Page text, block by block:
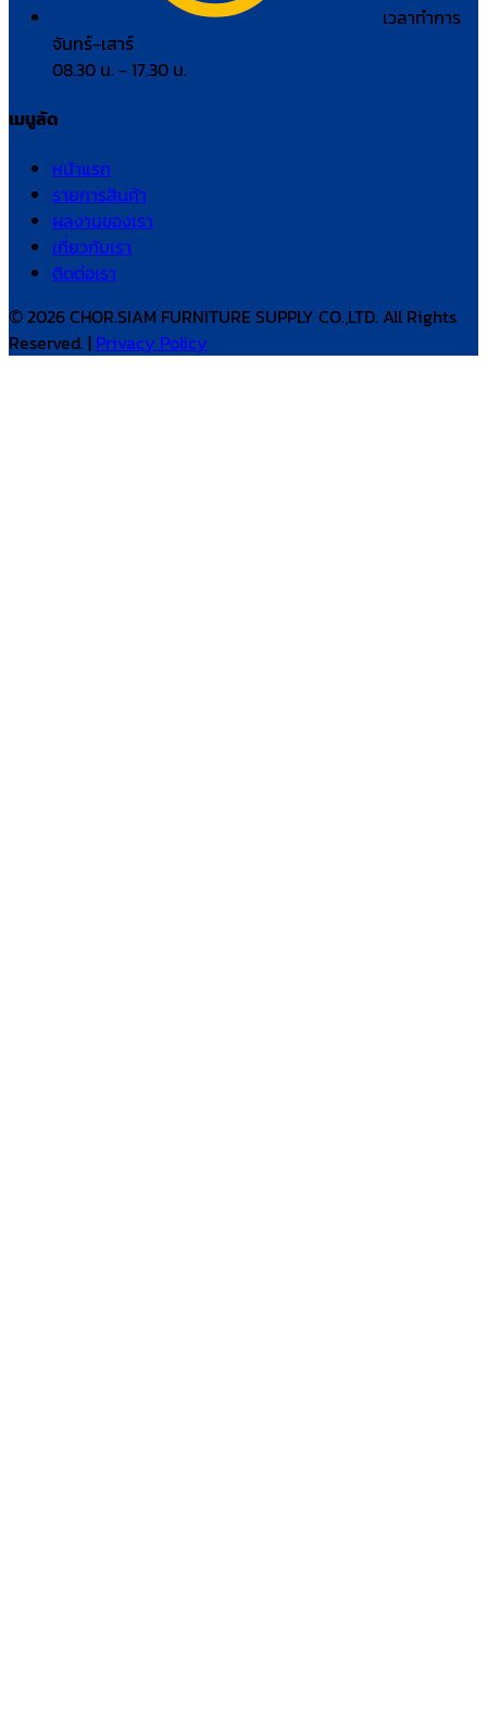
เวลาทำการ
จันทร์–เสาร์
08.30 น. – 17.30 น.
เมนูลัด
หน้าแรก
รายการสินค้า
ผลงานของเรา
เกี่ยวกับเรา
ติดต่อเรา
© 2026 CHOR.SIAM FURNITURE SUPPLY CO.,LTD. All Rights
Reserved. | Privacy Policy